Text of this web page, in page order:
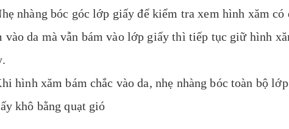
nhàng bóc góc lớp giấy để kiểm tra xem hình xăm
vào da mà vẫn bám vào lớp giấy thì tiếp tục giữ hình
hình xăm bám chắc vào da, nhẹ nhàng bóc toàn bộ
khô bằng quạt gió